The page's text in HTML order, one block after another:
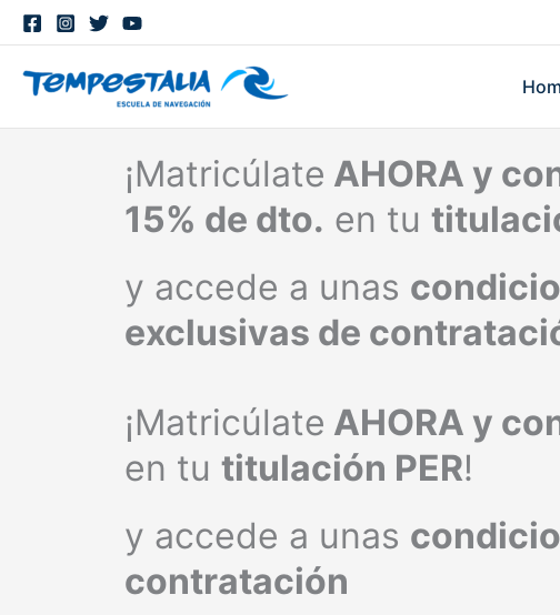
al
contenido
¡Matricúlate AHORA y
15% de dto. en tu
y accede a unas
exclusivas de
¡Matricúlate AHORA y
en tu titulación PER!
y accede a unas
contratación